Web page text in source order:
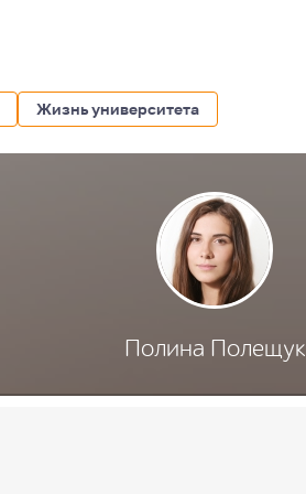
Жизнь университета
Полина Полещук